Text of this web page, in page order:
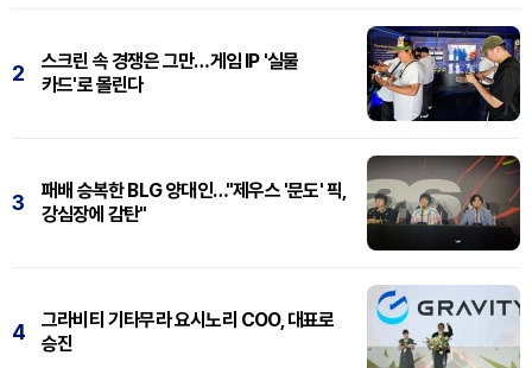
2
스크린 속 경쟁은 그만…게임 IP '실물
카드'로 몰린다
3
패배 승복한 BLG 양대인…"제우스 '문도' 픽,
강심장에 감탄"
4
그라비티 기타무라 요시노리 COO, 대표로
승진